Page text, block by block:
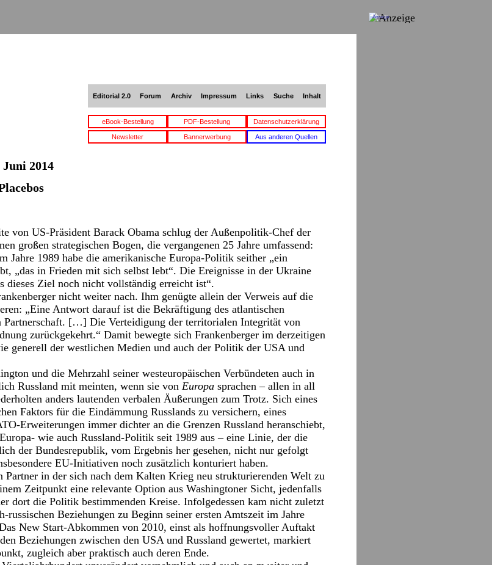
Editorial 2.0 Forum Archiv Impressum Links Suche Inhalt
eBook-Bestellung PDF-Bestellung Datenschutzerklärung
Newsletter Bannerwerbung Aus anderen Quellen
Juni 2014
von US-Präsident Barack Obama schlug der Außenpolitik-Chef der
großen strategischen Bogen, die vergangenen 25 Jahre umfassend:
Jahre 1989 habe die amerikanische Europa-Politik seither „ein
„das in Frieden mit sich selbst lebt“. Die Ereignisse in der Ukraine
dieses Ziel noch nicht vollständig erreicht ist“.
nicht weiter nach. Ihm genügte allein der Verweis auf die
„Eine Antwort darauf ist die Bekräftigung des atlantischen
Partnerschaft. […] Die Verteidigung der territorialen Integrität von
zurückgekehrt.“ Damit bewegte sich Frankenberger im derzeitigen
generell der westlichen Medien und auch der Politik der USA und
und die Mehrzahl seiner westeuropäischen Verbündeten auch in
Russland mit meinten, wenn sie von Europa sprachen – allen in all
anders lautenden verbalen Äußerungen zum Trotz. Sich eines
Faktors für die Eindämmung Russlands zu versichern, eines
Erweiterungen immer dichter an die Grenzen Russland heranschiebt,
wie auch Russland-Politik seit 1989 aus – eine Linie, der die
der Bundesrepublik, vom Ergebnis her gesehen, nicht nur gefolgt
EU-Initiativen noch zusätzlich konturiert haben.
Partner in der sich nach dem Kalten Krieg neu strukturierenden Welt zu
Zeitpunkt eine relevante Option aus Washingtoner Sicht, jedenfalls
dort die Politik bestimmenden Kreise. Infolgedessen kam nicht zuletzt
russischen Beziehungen zu Beginn seiner ersten Amtszeit im Jahre
New Start-Abkommen von 2010, einst als hoffnungsvoller Auftakt
Beziehungen zwischen den USA und Russland gewertet, markiert
zugleich aber praktisch auch deren Ende.
Anzeige